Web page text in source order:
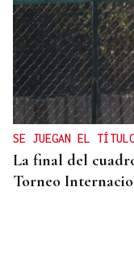
SE JUEGAN EL
La final del
Torneo